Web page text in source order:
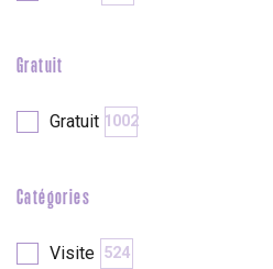
Gratuit
Gratuit 1002
Catégories
Visite 524